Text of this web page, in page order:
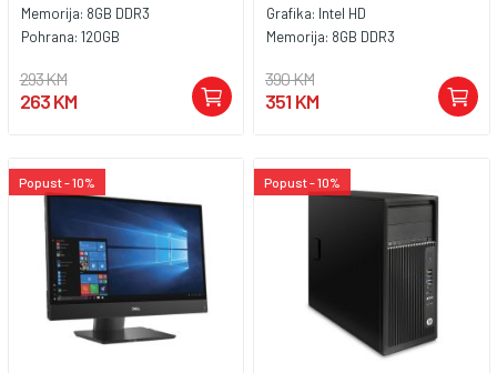
Memorija: 8GB DDR3
Pohrana: 120GB
293 KM
263 KM
Grafika: Intel HD
Memorija: 8GB DDR3
390 KM
351 KM
Popust - 10% Popust - 10%